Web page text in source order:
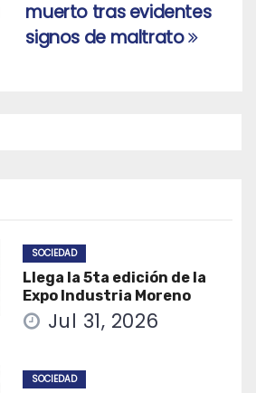
muerto tras evidentes
signos de maltrato
SOCIEDAD
Llega la 5ta edición de la
Expo Industria Moreno
Jul 31, 2026
SOCIEDAD